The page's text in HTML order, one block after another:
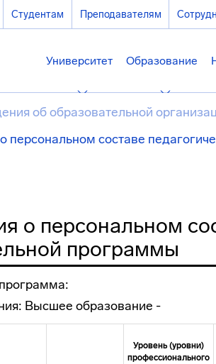
Студентам Преподавателям
Университет Образование
об образовательной
составе
о персональном
программы
Высшее образование -
Уровень (уровни)
профессионального